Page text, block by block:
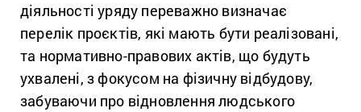
діяльності уряду переважно визначає
перелік проєктів, які мають бути реалізовані,
та нормативно-правових актів, що будуть
ухвалені, з фокусом на фізичну відбудову,
забуваючи про відновлення людського